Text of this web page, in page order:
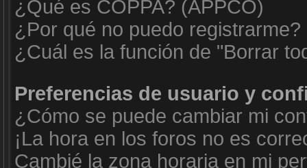
¿Qué es COPPA? (APPCO)
¿Por qué no puedo registrarme?
¿Cuál es la función de "Borrar
Preferencias de usuario y
¿Cómo se puede cambiar mi
¡La hora en los foros no es
Cambié la zona horaria en mi